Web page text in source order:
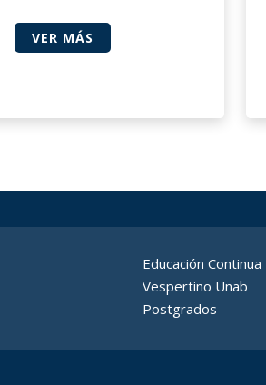
VER MÁS